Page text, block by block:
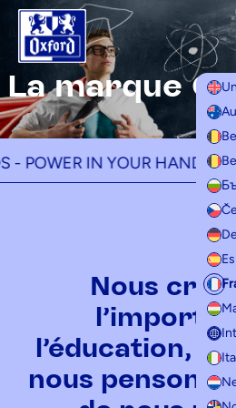
Aller au contenu
La marque
IN YOUR HANDS -
Nous
l’éducation, à
nous pensons